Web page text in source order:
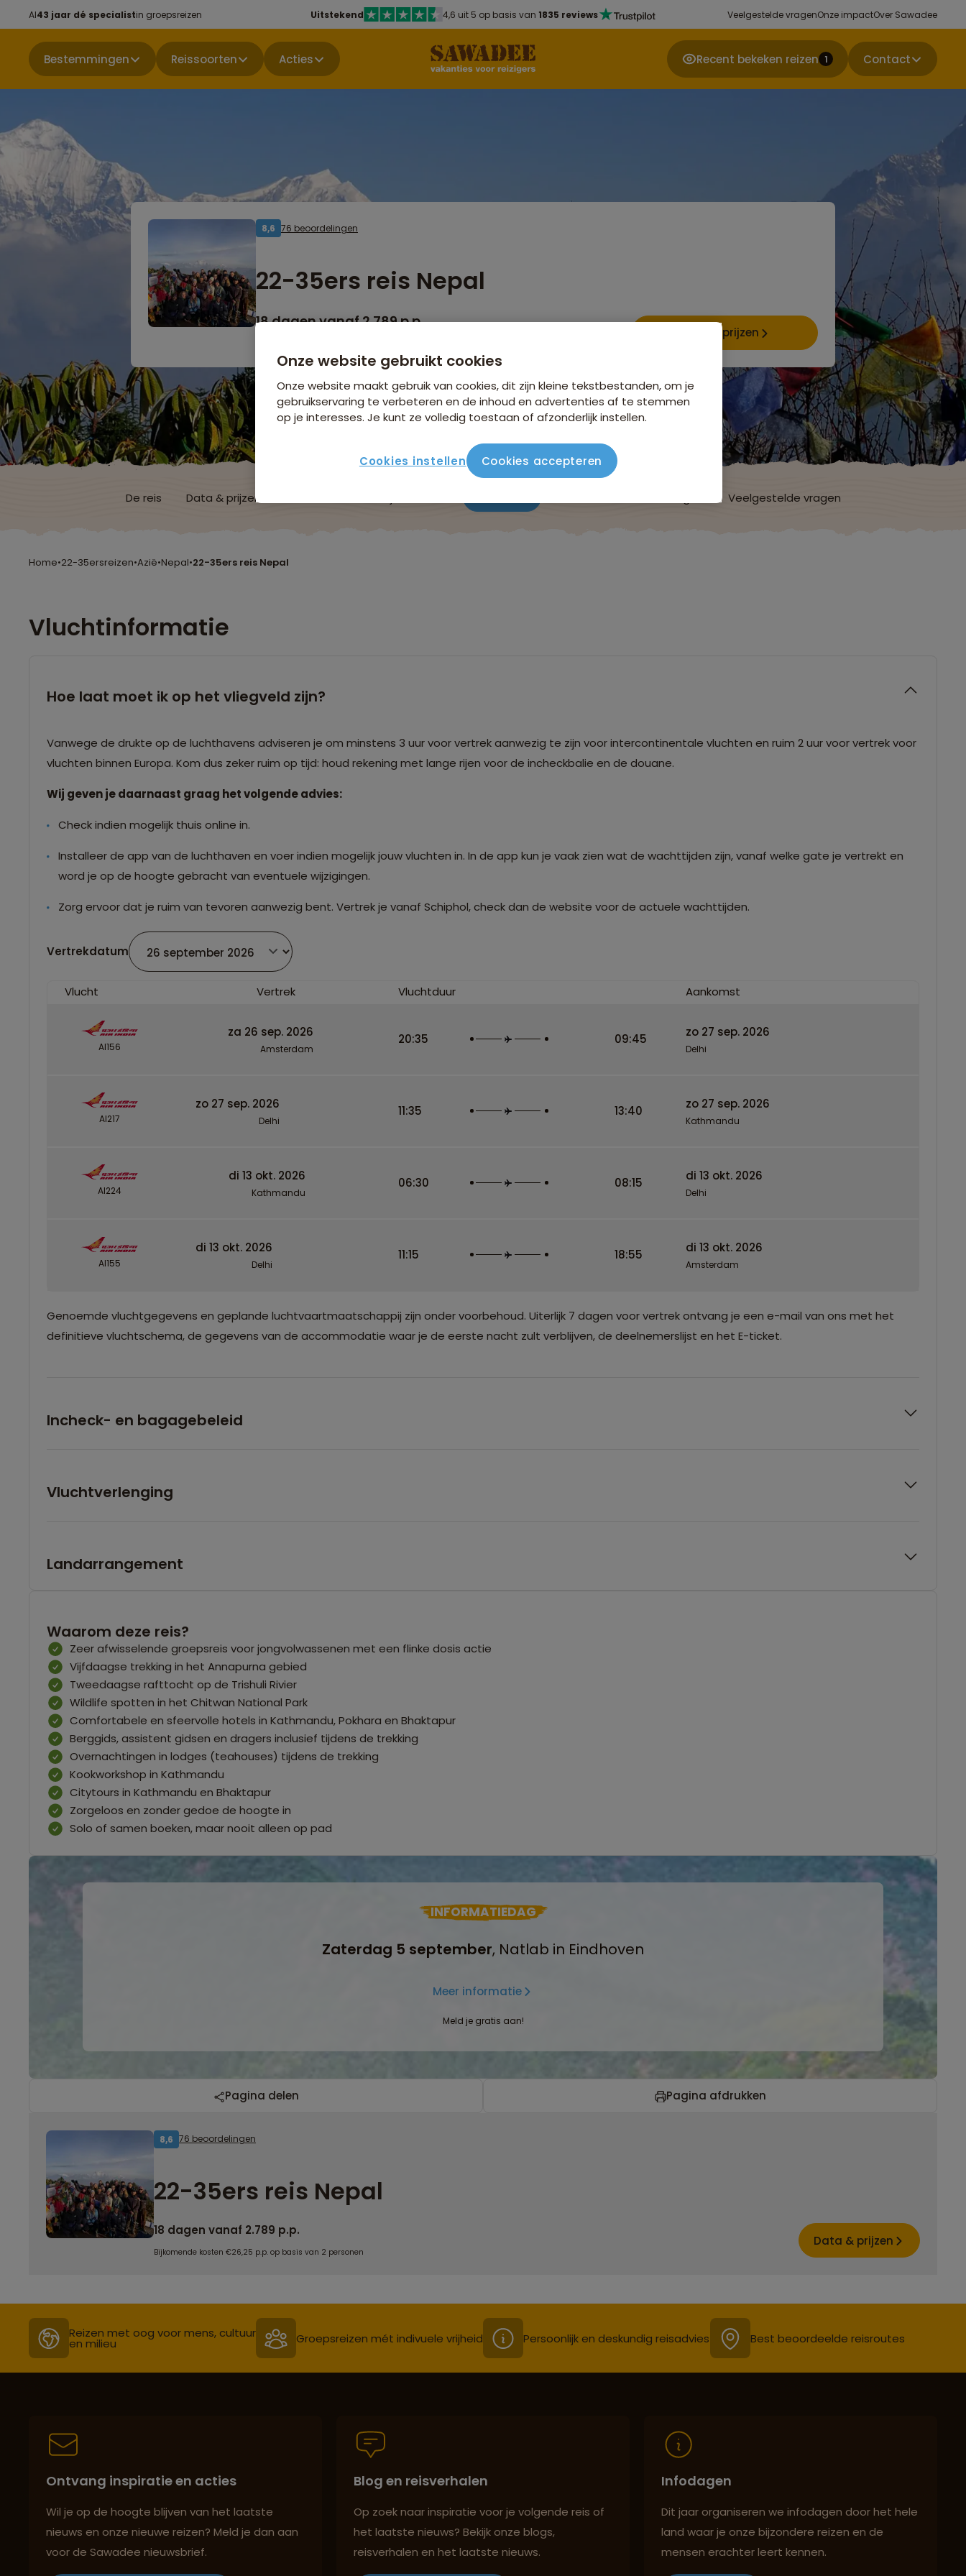
Al43 jaar dé specialistin groepsreizen Uitstekend 4,6 uit 5 op basis van 1835 reviews Veelgestelde vragenOnze impactOver Sawadee
Bestemmingen Reissoorten Acties Recent bekeken reizen 1 Contact
8,6 76 beoordelingen
22-35ers reis Nepal
18 dagen vanaf 2.789 p.p.
Data & prijzen
De reis Data & prijzen Veelgestelde vragen
Home•22-35ersreizen•Azië•Nepal•22-35ers reis Nepal
Vluchtinformatie
Hoe laat moet ik op het vliegveld zijn?
Vanwege de drukte op de luchthavens adviseren je om minstens 3 uur voor vertrek aanwezig te zijn voor intercontinentale vluchten en ruim 2 uur voor vertrek voor
vluchten binnen Europa. Kom dus zeker ruim op tijd: houd rekening met lange rijen voor de incheckbalie en de douane.
Wij geven je daarnaast graag het volgende advies:
Check indien mogelijk thuis online in.
Installeer de app van de luchthaven en voer indien mogelijk jouw vluchten in. In de app kun je vaak zien wat de wachttijden zijn, vanaf welke gate je vertrekt en
word je op de hoogte gebracht van eventuele wijzigingen.
Zorg ervoor dat je ruim van tevoren aanwezig bent. Vertrek je vanaf Schiphol, check dan de website voor de actuele wachttijden.
Vertrekdatum
Vlucht Vertrek Vluchtduur Aankomst
AI156
za 26 sep. 2026
Amsterdam
20:35 09:45 zo 27 sep. 2026
Delhi
AI217
zo 27 sep. 2026
Delhi
11:35 13:40 zo 27 sep. 2026
Kathmandu
AI224
di 13 okt. 2026
Kathmandu
06:30 08:15 di 13 okt. 2026
Delhi
AI155
di 13 okt. 2026
Delhi
11:15 18:55 di 13 okt. 2026
Amsterdam
Genoemde vluchtgegevens en geplande luchtvaartmaatschappij zijn onder voorbehoud. Uiterlijk 7 dagen voor vertrek ontvang je een e-mail van ons met het
definitieve vluchtschema, de gegevens van de accommodatie waar je de eerste nacht zult verblijven, de deelnemerslijst en het E-ticket.
Incheck- en bagagebeleid
Vluchtverlenging
Landarrangement
Waarom deze reis?
Zeer afwisselende groepsreis voor jongvolwassenen met een flinke dosis actie
Vijfdaagse trekking in het Annapurna gebied
Tweedaagse rafttocht op de Trishuli Rivier
Wildlife spotten in het Chitwan National Park
Comfortabele en sfeervolle hotels in Kathmandu, Pokhara en Bhaktapur
Berggids, assistent gidsen en dragers inclusief tijdens de trekking
Overnachtingen in lodges (teahouses) tijdens de trekking
Kookworkshop in Kathmandu
Citytours in Kathmandu en Bhaktapur
Zorgeloos en zonder gedoe de hoogte in
Solo of samen boeken, maar nooit alleen op pad
INFORMATIEDAG
Zaterdag 5 september, Natlab in Eindhoven
Meer informatie
Meld je gratis aan!
Pagina delen Pagina afdrukken
8,6 76 beoordelingen
22-35ers reis Nepal
18 dagen vanaf 2.789 p.p.
Bijkomende kosten €26,25 p.p. op basis van 2 personen
Data & prijzen
Reizen met oog voor mens, cultuur
en milieu Groepsreizen mét indivuele vrijheid Persoonlijk en deskundig reisadvies Best beoordeelde reisroutes
Ontvang inspiratie en acties
Wil je op de hoogte blijven van het laatste
nieuws en onze nieuwe reizen? Meld je dan aan
voor de Sawadee nieuwsbrief.
Blog en reisverhalen
Op zoek naar inspiratie voor je volgende reis of
het laatste nieuws? Bekijk onze blogs,
reisverhalen en het laatste nieuws.
Infodagen
Dit jaar organiseren we infodagen door het hele
land waar je onze bijzondere reizen en de
mensen erachter leert kennen.
Onze website gebruikt cookies
Onze website maakt gebruik van cookies, dit zijn kleine tekstbestanden, om je
gebruikservaring te verbeteren en de inhoud en advertenties af te stemmen
op je interesses. Je kunt ze volledig toestaan of afzonderlijk instellen.
Cookies instellen Cookies accepteren